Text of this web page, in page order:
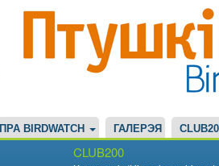
ПРА BIRDWATCH ГАЛЕРЭЯ
CLUB200